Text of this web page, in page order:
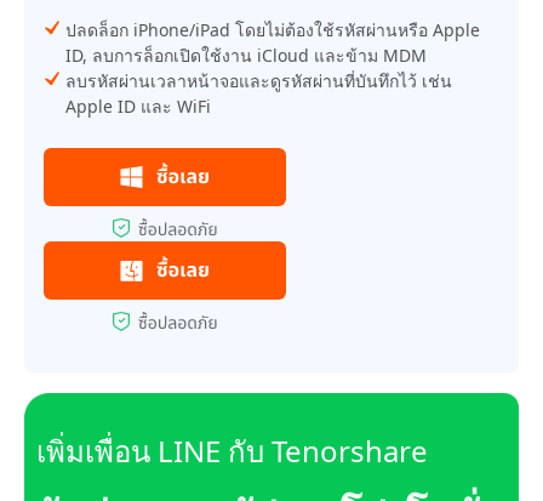
ปลดล็อก iPhone/iPad โดยไม่ต้องใช้รหัสผ่านหรือ Apple
ID, ลบการล็อกเปิดใช้งาน iCloud และข้าม MDM
ลบรหัสผ่านเวลาหน้าจอและดูรหัสผ่านที่บันทึกไว้ เช่น
Apple ID และ WiFi
เพิ่มเพื่อน LINE กับ Tenorshare